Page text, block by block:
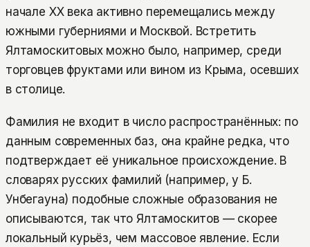
начале XX века активно перемещались между
южными губерниями и Москвой. Встретить
Ялтамоскитовых можно было, например, среди
торговцев фруктами или вином из Крыма, осевших
в столице.
Фамилия не входит в число распространённых: по
данным современных баз, она крайне редка, что
подтверждает её уникальное происхождение. В
словарях русских фамилий (например, у Б.
Унбегауна) подобные сложные образования не
описываются, так что Ялтамоскитов — скорее
локальный курьёз, чем массовое явление. Если